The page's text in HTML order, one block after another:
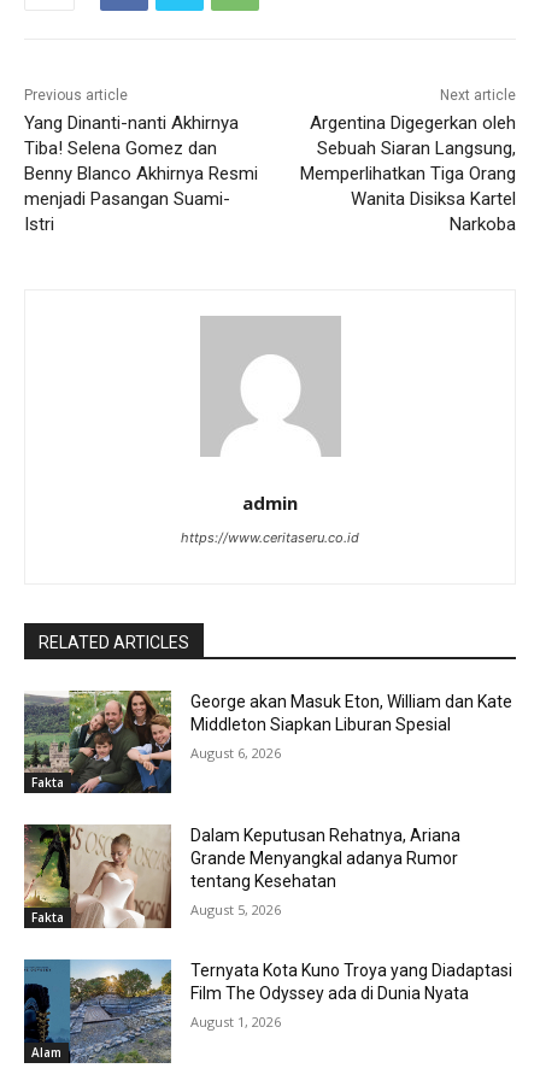
Previous article
Yang Dinanti-nanti Akhirnya
Tiba! Selena Gomez dan
Benny Blanco Akhirnya Resmi
menjadi Pasangan Suami-
Istri
Next article
Argentina Digegerkan oleh
Sebuah Siaran Langsung,
Memperlihatkan Tiga Orang
Wanita Disiksa Kartel
Narkoba
admin
https://www.ceritaseru.co.id
RELATED ARTICLES
Fakta
George akan Masuk Eton, William dan Kate
Middleton Siapkan Liburan Spesial
August 6, 2026
Fakta
Dalam Keputusan Rehatnya, Ariana
Grande Menyangkal adanya Rumor
tentang Kesehatan
August 5, 2026
Alam
Ternyata Kota Kuno Troya yang Diadaptasi
Film The Odyssey ada di Dunia Nyata
August 1, 2026